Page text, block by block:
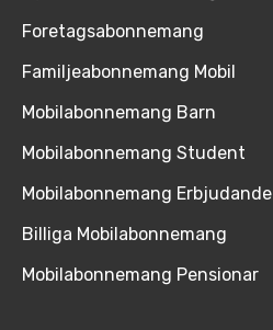
Foretagsabonnemang
Familjeabonnemang Mobil
Mobilabonnemang Barn
Mobilabonnemang Student
Mobilabonnemang Erbjudande
Billiga Mobilabonnemang
Mobilabonnemang Pensionar